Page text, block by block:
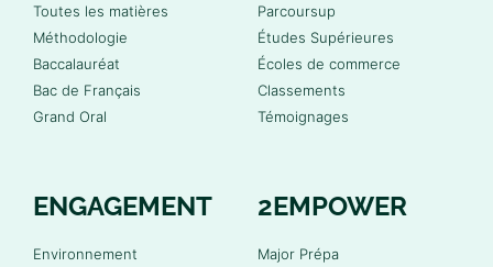
Toutes les matières
Méthodologie
Baccalauréat
Bac de Français
Grand Oral
Parcoursup
Études Supérieures
Écoles de commerce
Classements
Témoignages
ENGAGEMENT
Environnement
2EMPOWER
Major Prépa